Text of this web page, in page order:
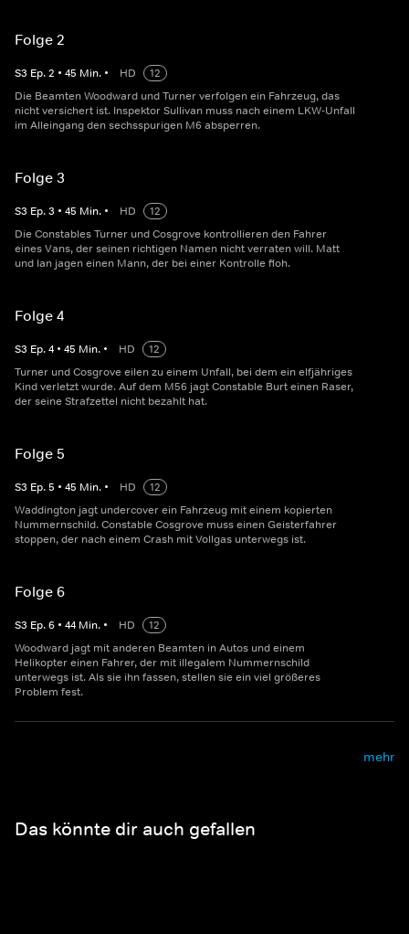
Folge 2
S3 Ep.2 • 45 Min. • HD
12
Die Beamten Woodward und Turner verfolgen ein Fahrzeug, das
nicht versichert ist. Inspektor Sullivan muss nach einem LKW-Unfall
im Alleingang den sechsspurigen M6 absperren.
Folge 3
S3 Ep.3 • 45 Min. • HD
12
Die Constables Turner und Cosgrove kontrollieren den Fahrer
eines Vans, der seinen richtigen Namen nicht verraten will. Matt
und Ian jagen einen Mann, der bei einer Kontrolle floh.
Folge 4
S3 Ep.4 • 45 Min. • HD
12
Turner und Cosgrove eilen zu einem Unfall, bei dem ein elfjähriges
Kind verletzt wurde. Auf dem M56 jagt Constable Burt einen Raser,
der seine Strafzettel nicht bezahlt hat.
Folge 5
S3 Ep.5 • 45 Min. • HD
12
Waddington jagt undercover ein Fahrzeug mit einem kopierten
Nummernschild. Constable Cosgrove muss einen Geisterfahrer
stoppen, der nach einem Crash mit Vollgas unterwegs ist.
Folge 6
S3 Ep.6 • 44 Min. • HD
12
Woodward jagt mit anderen Beamten in Autos und einem
Helikopter einen Fahrer, der mit illegalem Nummernschild
unterwegs ist. Als sie ihn fassen, stellen sie ein viel größeres
Problem fest.
mehr
Das könnte dir auch gefallen